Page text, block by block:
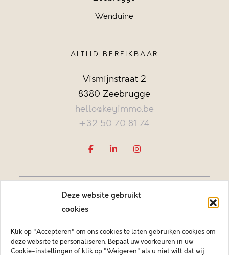
Deze website gebruikt
cookies
Klik op "Accepteren" om ons cookies te laten gebruiken cookies om
deze website te personaliseren. Bepaal uw voorkeuren in uw
Cookie-instellingen of klik op "Weigeren" als u niet wilt dat wij
Wenduine
ALTIJD BEREIKBAAR
Vismijnstraat 2
8380 Zeebrugge
hello@keyimmo.be
+32 50 70 81 74
Vastgoedmakelaar-bemiddelaar BIV België BIV 505084